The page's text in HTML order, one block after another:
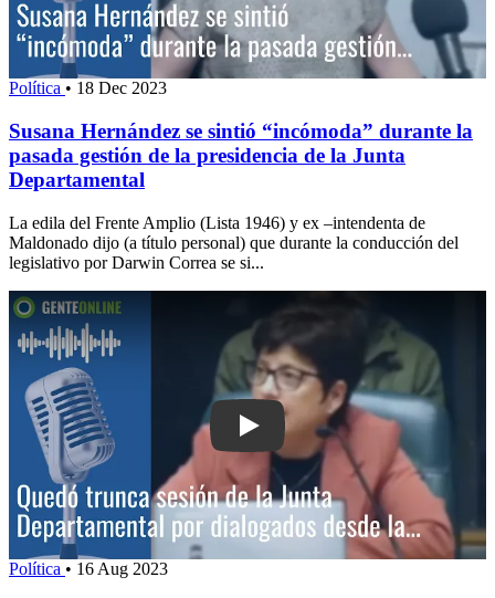
Política • 18 Dec 2023
Susana Hernández se sintió “incómoda” durante la
pasada gestión de la presidencia de la Junta
Departamental
La edila del Frente Amplio (Lista 1946) y ex –intendenta de
Maldonado dijo (a título personal) que durante la conducción del
legislativo por Darwin Correa se si...
Play: Quedó trunca sesión de la
Política • 16 Aug 2023